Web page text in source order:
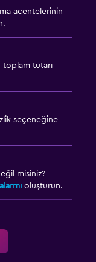
acentelerinin
toplam tutarı
seçeneğine
misiniz?
oluşturun.